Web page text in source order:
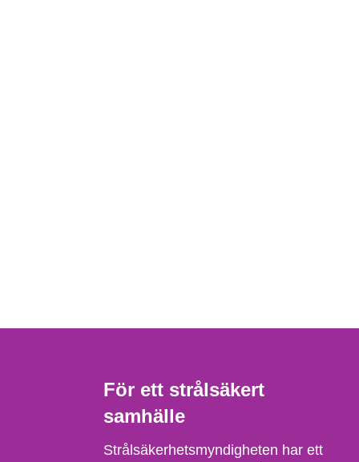
För ett strålsäkert
samhälle
Strålsäkerhetsmyndigheten har ett